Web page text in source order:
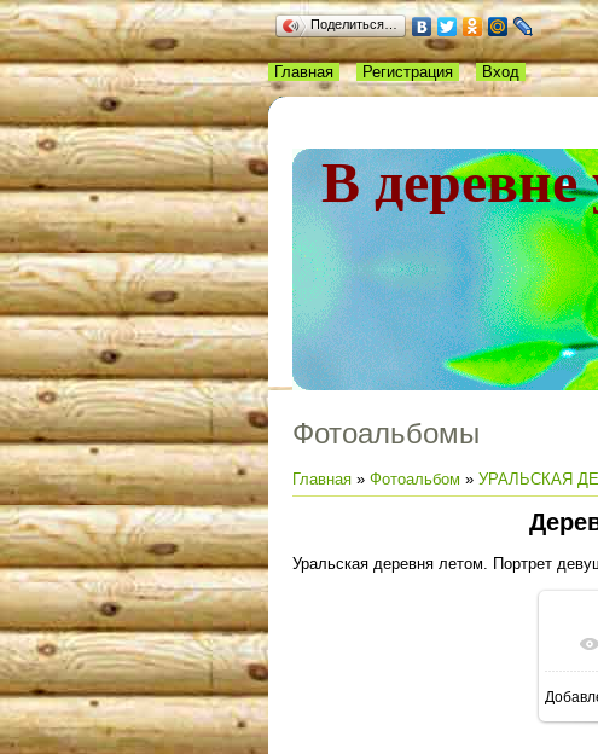
Поделиться…
В
Главная Регистрация Вход
Фотоальбомы
Главная » Фотоальбом » УРАЛЬСКАЯ
Уральская деревня летом. Портрет